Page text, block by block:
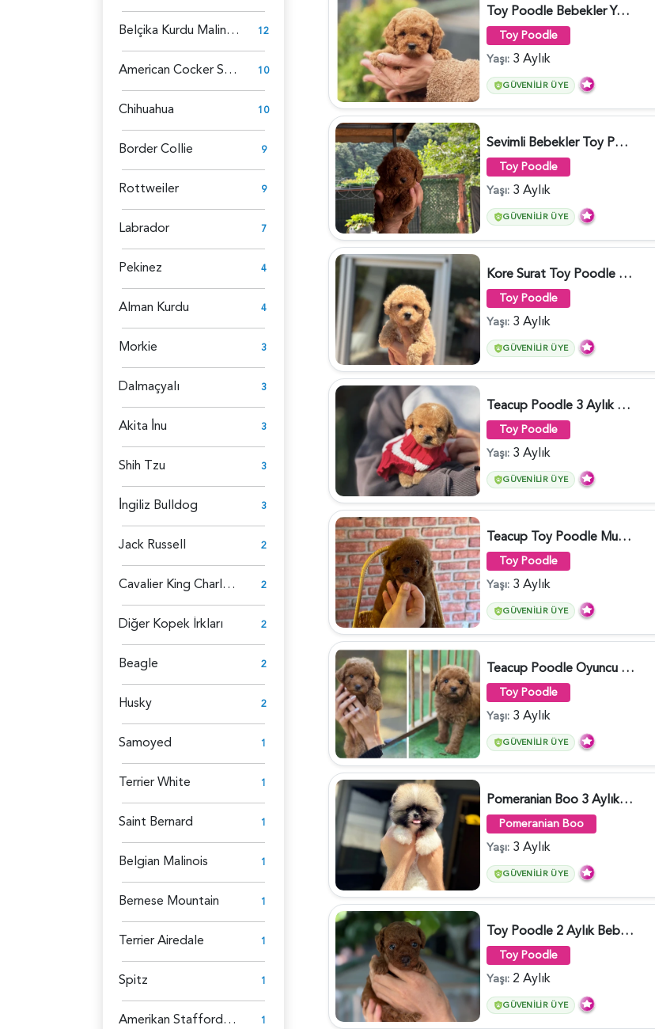
Belçika Kurdu Malinois 12
American Cocker Spaniel 10
Chihuahua 10
Border Collie 9
Rottweiler 9
Labrador 7
Pekinez 4
Alman Kurdu 4
Morkie 3
Dalmaçyalı 3
Akita İ̇nu 3
Shih Tzu 3
İ̇ngiliz Bulldog 3
Jack Russell 2
Cavalier King Charles Spaniel 2
Diğer Kopek İrkları 2
Beagle 2
Husky 2
Samoyed 1
Terrier White 1
Saint Bernard 1
Belgian Malinois 1
Bernese Mountain 1
Terrier Airedale 1
Spitz 1
Amerikan Staffordshire 1
Toy Poodle Bebekler Yuva Arıyor - 5970
Toy Poodle
Yaşı: 3 Aylık
GÜVENILIR ÜYE
Sevimli Bebekler Toy Poodle - 5964
Toy Poodle
Yaşı: 3 Aylık
GÜVENILIR ÜYE
Kore Surat Toy Poodle Dişi ve Erkek Yavrular - 5896
Toy Poodle
Yaşı: 3 Aylık
GÜVENILIR ÜYE
Teacup Poodle 3 Aylık Bebeğimiz - 5960
Toy Poodle
Yaşı: 3 Aylık
GÜVENILIR ÜYE
Teacup Toy Poodle Muhteşem Kalite Yavrular - 5895
Toy Poodle
Yaşı: 3 Aylık
GÜVENILIR ÜYE
Teacup Poodle Oyuncu Yavrularımız - 5966
Toy Poodle
Yaşı: 3 Aylık
GÜVENILIR ÜYE
Pomeranian Boo 3 Aylık Hazır Yavrular - 6020
Pomeranian Boo
Yaşı: 3 Aylık
GÜVENILIR ÜYE
Toy Poodle 2 Aylık Bebeğimiz - 6176
Toy Poodle
Yaşı: 2 Aylık
GÜVENILIR ÜYE